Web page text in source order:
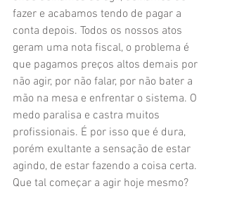
fazer e acabamos tendo de pagar a
conta depois. Todos os nossos atos
geram uma nota fiscal, o problema é
que pagamos preços altos demais por
não agir, por não falar, por não bater a
mão na mesa e enfrentar o sistema. O
medo paralisa e castra muitos
profissionais. É por isso que é dura,
porém exultante a sensação de estar
agindo, de estar fazendo a coisa certa.
Que tal começar a agir hoje mesmo?